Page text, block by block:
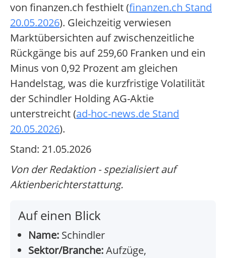
von finanzen.ch festhielt (finanzen.ch Stand
20.05.2026). Gleichzeitig verwiesen
Marktübersichten auf zwischenzeitliche
Rückgänge bis auf 259,60 Franken und ein
Minus von 0,92 Prozent am gleichen
Handelstag, was die kurzfristige Volatilität
der Schindler Holding AG-Aktie
unterstreicht (ad-hoc-news.de Stand
20.05.2026).
Stand: 21.05.2026
Von der Redaktion - spezialisiert auf
Aktienberichterstattung.
Auf einen Blick
Name: Schindler
Sektor/Branche:Aufzüge,